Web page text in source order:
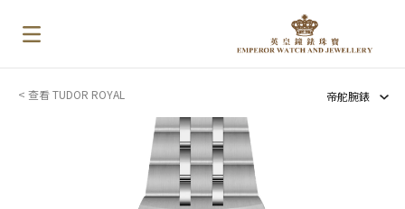
< 查看 TUDOR ROYAL 帝舵腕錶